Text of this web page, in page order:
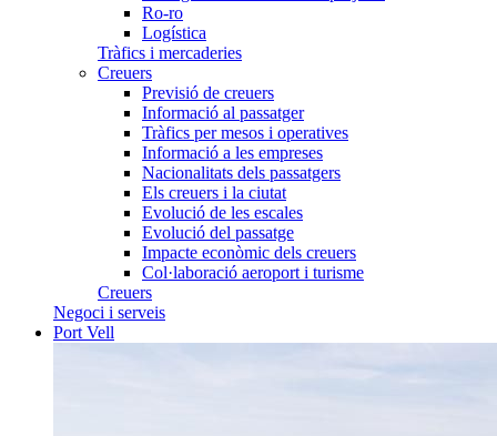
Ro-ro
Logística
Tràfics i mercaderies
Creuers
Previsió de creuers
Informació al passatger
Tràfics per mesos i operatives
Informació a les empreses
Nacionalitats dels passatgers
Els creuers i la ciutat
Evolució de les escales
Evolució del passatge
Impacte econòmic dels creuers
Col·laboració aeroport i turisme
Creuers
Negoci i serveis
Port Vell